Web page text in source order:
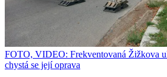
FOTO, VIDEO: Frekventovaná Žižkova
chystá se její oprava